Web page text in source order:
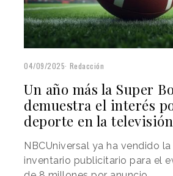
04/09/2025 Redacción
Un año más la Super
demuestra el interés
deporte en la
NBCUniversal ya ha vendido
inventario publicitario para el